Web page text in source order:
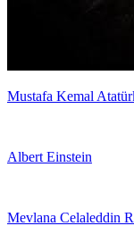
Mustafa Kemal
Albert Einstein
Mevlana Celaleddin